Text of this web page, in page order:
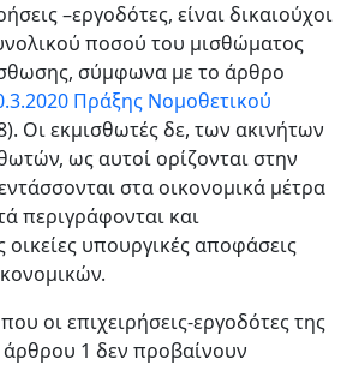
–εργοδότες, είναι δικαιούχοι
ποσού του μισθώματος
σύμφωνα με το άρθρο
Πράξης Νομοθετικού
Οι εκμισθωτές δε, των ακινήτων
ως αυτοί ορίζονται στην
στα οικονομικά μέτρα
περιγράφονται και
οικείες υπουργικές αποφάσεις
οι επιχειρήσεις-εργοδότες της
1 δεν προβαίνουν